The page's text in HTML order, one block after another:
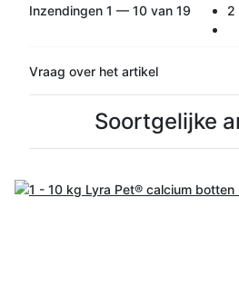
Inzendingen 1 — 10 van 19
2
Vraag over het artikel
Soortgelijke